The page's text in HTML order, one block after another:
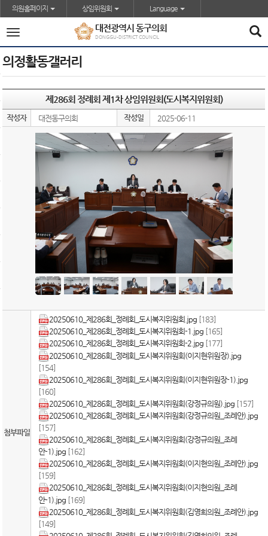
본문바로가기
의원홈페이지 상임위원회 Language
전
메
뉴
대전광역시 동구의회
DONGGU-DISTRICT COUNCIL
의정활동갤러리
제286회 정례회 제1차 상임위원회(도시복지위원회)
작성자 대전동구의회 작성일 2025-06-11
첨부파일
20250610_제286회_정례회_도시복지위원회.jpg [183]
20250610_제286회_정례회_도시복지위원회-1.jpg [165]
20250610_제286회_정례회_도시복지위원회-2.jpg [177]
20250610_제286회_정례회_도시복지위원회(이지현위원장).jpg
[154]
20250610_제286회_정례회_도시복지위원회(이지현위원장-1).jpg
[160]
20250610_제286회_정례회_도시복지위원회(강정규의원).jpg [157]
20250610_제286회_정례회_도시복지위원회(강정규의원_조례안).jpg
[157]
20250610_제286회_정례회_도시복지위원회(강정규의원_조례
안-1).jpg [162]
20250610_제286회_정례회_도시복지위원회(이지현의원_조례안).jpg
[159]
20250610_제286회_정례회_도시복지위원회(이지현의원_조례
안-1).jpg [169]
20250610_제286회_정례회_도시복지위원회(김영희의원_조례안).jpg
[149]